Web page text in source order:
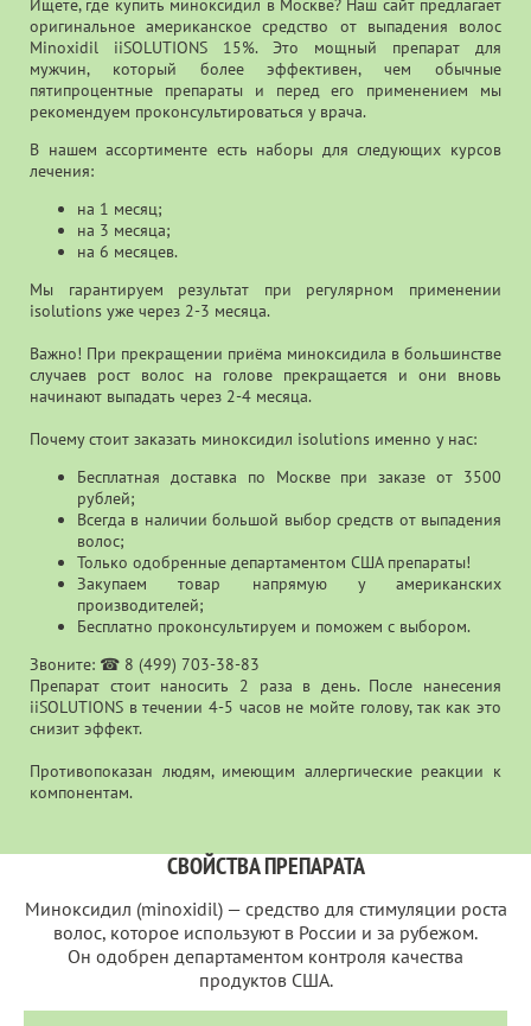
Ищете, где купить миноксидил в Москве? Наш сайт предлагает
оригинальное американское средство от выпадения волос
Minoxidil iiSOLUTIONS 15%. Это мощный препарат для
мужчин, который более эффективен, чем обычные
пятипроцентные препараты и перед его применением мы
рекомендуем проконсультироваться у врача.
В нашем ассортименте есть наборы для следующих курсов
лечения:
на 1 месяц;
на 3 месяца;
на 6 месяцев.
Мы гарантируем результат при регулярном применении
isolutions уже через 2-3 месяца.
Важно! При прекращении приёма миноксидила в большинстве
случаев рост волос на голове прекращается и они вновь
начинают выпадать через 2-4 месяца.
Почему стоит заказать миноксидил isolutions именно у нас:
Бесплатная доставка по Москве при заказе от 3500
рублей;
Всегда в наличии большой выбор средств от выпадения
волос;
Только одобренные департаментом США препараты!
Закупаем товар напрямую у американских
производителей;
Бесплатно проконсультируем и поможем с выбором.
Звоните: ☎ 8 (499) 703-38-83
Препарат стоит наносить 2 раза в день. После нанесения
iiSOLUTIONS в течении 4-5 часов не мойте голову, так как это
снизит эффект.
Противопоказан людям, имеющим аллергические реакции к
компонентам.
СВОЙСТВА ПРЕПАРАТА
Миноксидил (minoxidil) — средство для стимуляции роста
волос, которое используют в России и за рубежом.
Он одобрен департаментом контроля качества
продуктов США.